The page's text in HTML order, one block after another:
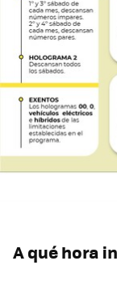
A qué hora